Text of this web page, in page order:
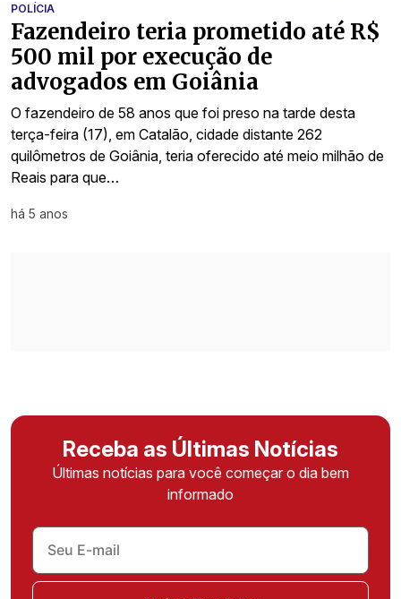
POLÍCIA
Fazendeiro teria prometido até R$
500 mil por execução de
advogados em Goiânia
O fazendeiro de 58 anos que foi preso na tarde desta
terça-feira (17), em Catalão, cidade distante 262
quilômetros de Goiânia, teria oferecido até meio milhão de
Reais para que…
há 5 anos
Receba as Últimas Notícias
Últimas notícias para você começar o dia bem
informado